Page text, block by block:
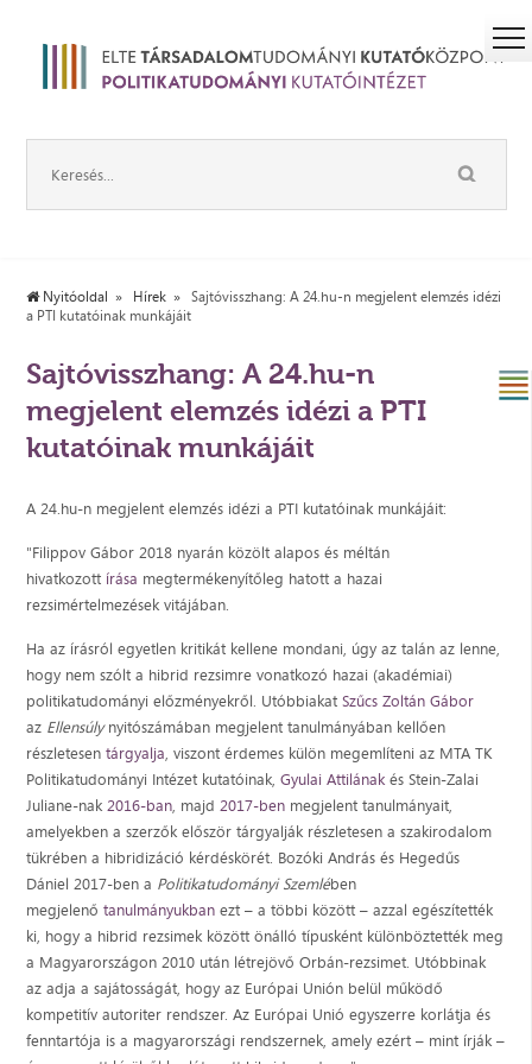
Nyitóoldal Hírek
Sajtóvisszhang: A 24.hu-n megjelent elemzés idézi
a PTI kutatóinak munkájáit
Sajtóvisszhang: A 24.hu-n
megjelent elemzés idézi a PTI
kutatóinak munkájáit
A 24.hu-n megjelent elemzés idézi a PTI kutatóinak munkájáit:
"Filippov Gábor 2018 nyarán közölt alapos és méltán
hivatkozott írása megtermékenyítőleg hatott a hazai
rezsimértelmezések vitájában.
Ha az írásról egyetlen kritikát kellene mondani, úgy az talán az lenne,
hogy nem szólt a hibrid rezsimre vonatkozó hazai (akadémiai)
politikatudományi előzményekről. UtóbbiakatSzűcs Zoltán Gábor
az Ellensúlynyitószámában megjelent tanulmányában kellően
részletesentárgyalja, viszont érdemes külön megemlíteni az MTA TK
Politikatudományi Intézet kutatóinak,Gyulai Attilának és Stein-Zalai
Juliane-nak2016-ban, majd2017-ben megjelent tanulmányait,
amelyekben a szerzők először tárgyalják részletesen a szakirodalom
tükrében a hibridizáció kérdéskörét. Bozóki András és Hegedűs
Dániel 2017-ben a Politikatudományi Szemlében
megjelenőtanulmányukban ezt – a többi között – azzal egészítették
ki, hogy a hibrid rezsimek között önálló típusként különböztették meg
a Magyarországon 2010 után létrejövő Orbán-rezsimet. Utóbbinak
az adja a sajátosságát, hogy az Európai Unión belül működő
kompetitív autoriter rendszer. Az Európai Unió egyszerre korlátja és
fenntartója is a magyarországi rendszernek, amely ezért – mint írják –